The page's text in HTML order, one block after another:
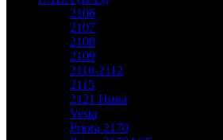
2106
2107
2108
2109
2110-2112
2115
2121 Нива
Vesta
Priora 2170